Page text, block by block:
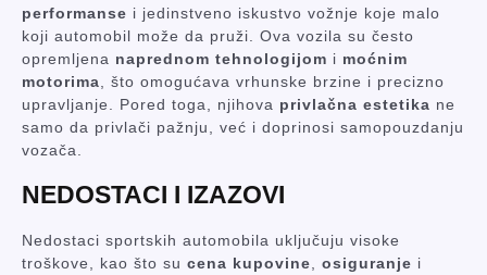
performanse i jedinstveno iskustvo vožnje koje malo
koji automobil može da pruži. Ova vozila su često
opremljena naprednom tehnologijom i moćnim
motorima , što omogućava vrhunske brzine i precizno
upravljanje. Pored toga, njihova privlačna estetika ne
samo da privlači pažnju, već i doprinosi samopouzdanju
vozača.
NEDOSTACI I IZAZOVI
Nedostaci sportskih automobila uključuju visoke
troškove, kao što su cena kupovine osiguranje i